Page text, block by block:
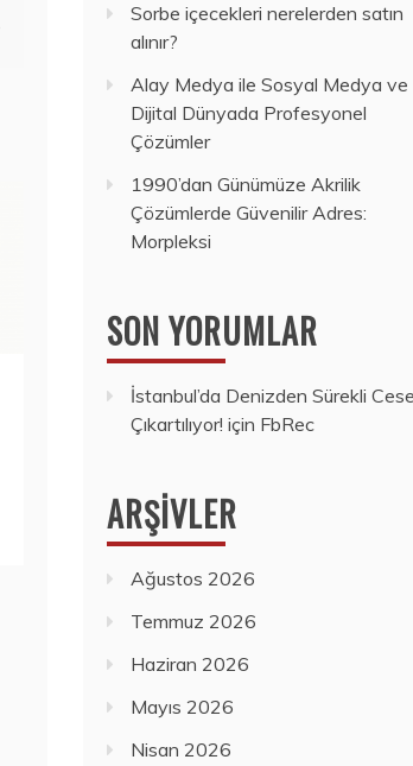
Sorbe içecekleri nerelerden satın
alınır?
Alay Medya ile Sosyal Medya ve
Dijital Dünyada Profesyonel
Çözümler
1990’dan Günümüze Akrilik
Çözümlerde Güvenilir Adres:
Morpleksi
SON YORUMLAR
İstanbul’da Denizden Sürekli
Çıkartılıyor! için FbRec
ARŞIVLER
Ağustos 2026
Temmuz 2026
Haziran 2026
Mayıs 2026
Nisan 2026